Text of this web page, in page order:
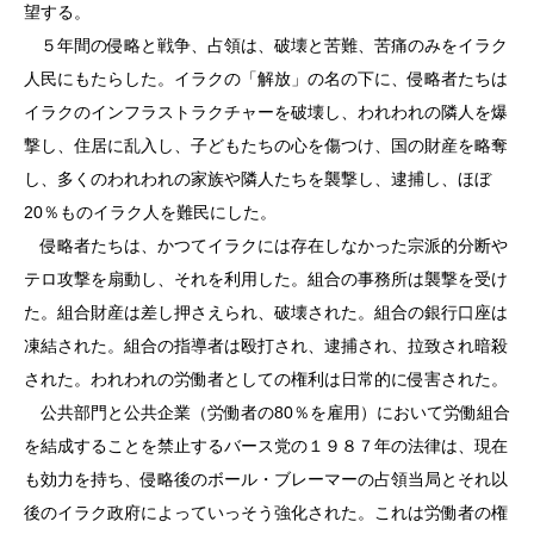
望する。
５年間の侵略と戦争、占領は、破壊と苦難、苦痛のみをイラク
人民にもたらした。イラクの「解放」の名の下に、侵略者たちは
イラクのインフラストラクチャーを破壊し、われわれの隣人を爆
撃し、住居に乱入し、子どもたちの心を傷つけ、国の財産を略奪
し、多くのわれわれの家族や隣人たちを襲撃し、逮捕し、ほぼ
20％ものイラク人を難民にした。
侵略者たちは、かつてイラクには存在しなかった宗派的分断や
テロ攻撃を扇動し、それを利用した。組合の事務所は襲撃を受け
た。組合財産は差し押さえられ、破壊された。組合の銀行口座は
凍結された。組合の指導者は殴打され、逮捕され、拉致され暗殺
された。われわれの労働者としての権利は日常的に侵害された。
公共部門と公共企業（労働者の80％を雇用）において労働組合
を結成することを禁止するバース党の１９８７年の法律は、現在
も効力を持ち、侵略後のボール・ブレーマーの占領当局とそれ以
後のイラク政府によっていっそう強化された。これは労働者の権